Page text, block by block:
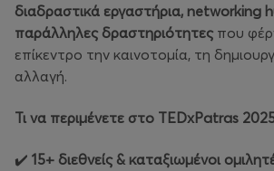
διαδραστικά εργαστήρια, networking
παράλληλες δραστηριότητες που
επίκεντρο την καινοτομία, τη
αλλαγή.
Τι να περιμένετε στο TEDxPatras
✔️ 15+ διεθνείς & καταξιωμένοι